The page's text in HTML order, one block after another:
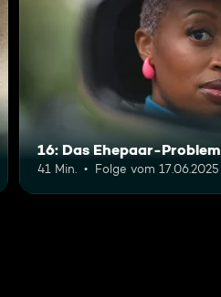
16: Das Ehepaar-Problem
41 Min. Folge vom 17.06.2025